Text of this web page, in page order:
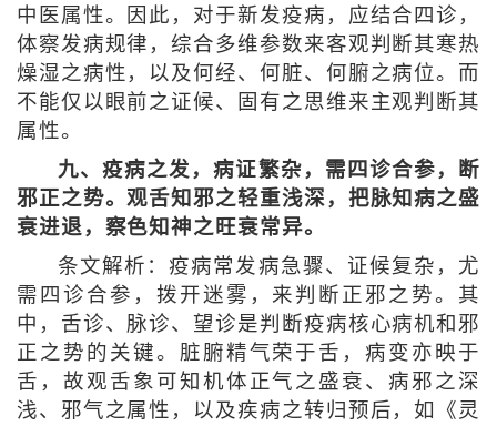
中医属性。因此，对于新发疫病，应结合四诊，
体察发病规律，综合多维参数来客观判断其寒热
燥湿之病性，以及何经、何脏、何腑之病位。而
不能仅以眼前之证候、固有之思维来主观判断其
属性。
九、疫病之发，病证繁杂，需四诊合参，断
邪正之势。观舌知邪之轻重浅深，把脉知病之盛
衰进退，察色知神之旺衰常异。
条文解析：疫病常发病急骤、证候复杂，尤
需四诊合参，拨开迷雾，来判断正邪之势。其
中，舌诊、脉诊、望诊是判断疫病核心病机和邪
正之势的关键。脏腑精气荣于舌，病变亦映于
舌，故观舌象可知机体正气之盛衰、病邪之深
浅、邪气之属性，以及疾病之转归预后，如《灵